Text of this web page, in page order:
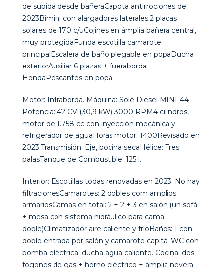
de subida desde bañeraCapota antirrociones de
2023Bimini con alargadores laterales.2 placas
solares de 170 c/uCojines en ámplia bañera central,
muy protegidaFunda escotilla camarote
principalEscalera de baño plegable en popaDucha
exteriorAuxiliar 6 plazas + fueraborda
HondaPescantes en popa
Motor: Intraborda. Máquina: Solé Diesel MINI-44
Potencia: 42 CV (30,9 kW) 3000 RPM4 cilindros,
motor de 1.758 cc con inyección mecánica y
refrigerador de aguaHoras motor: 1400Revisado en
2023.Transmisión: Eje, bocina secaHélice: Tres
palasTanque de Combustible: 125 l.
Interior: Escotillas todas renovadas en 2023. No hay
filtracionesCamarotes: 2 dobles com amplios
armariosCamas en total: 2 + 2 + 3 en salón (un sofá
+ mesa con sistema hidráulico para cama
doble)Climatizador aire caliente y fríoBaños: 1 con
doble entrada por salón y camarote capitá. WC con
bomba eléctrica; ducha agua caliente. Cocina: dos
fogones de gas + horno eléctrico + amplia nevera